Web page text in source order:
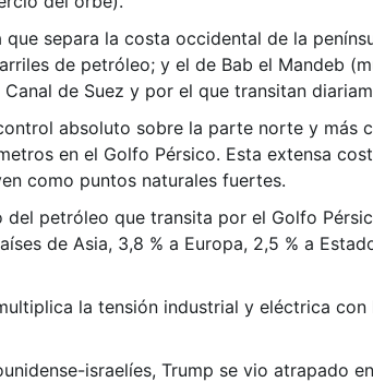
separa la costa occidental de la
de petróleo; y el de Bab el Mandeb
de Suez y por el que transitan
absoluto sobre la parte norte y más
en el Golfo Pérsico. Esta extensa
como puntos naturales fuertes.
petróleo que transita por el Golfo
de Asia, 3,8 % a Europa, 2,5 % a
la tensión industrial y eléctrica
israelíes, Trump se vio atrapado